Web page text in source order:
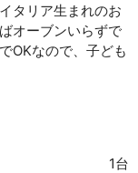
タリア生まれのお
オーブンいらずで
OKなので、子ども
1台